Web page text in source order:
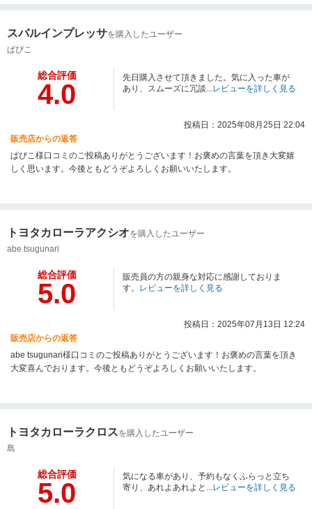
スバルインプレッサを購入したユーザー
ぱぴこ
総合評価
4.0
先日購入させて頂きました。気に入った車が
あり、スムーズに冗談...レビューを詳しく見る
投稿日：2025年08月25日 22:04
販売店からの返答
ぱぴこ様口コミのご投稿ありがとうございます！お褒めの言葉を頂き大変嬉
しく思います。今後ともどうぞよろしくお願いいたします。
トヨタカローラアクシオを購入したユーザー
abe tsugunari
総合評価
5.0
販売員の方の親身な対応に感謝しておりま
す。 レビューを詳しく見る
投稿日：2025年07月13日 12:24
販売店からの返答
abe tsugunari様口コミのご投稿ありがとうございます！お褒めの言葉を頂き
大変喜んでおります。今後ともどうぞよろしくお願いいたします。
トヨタカローラクロスを購入したユーザー
島
総合評価
5.0
気になる車があり、予約もなくふらっと立ち
寄り、あれよあれよと...レビューを詳しく見る